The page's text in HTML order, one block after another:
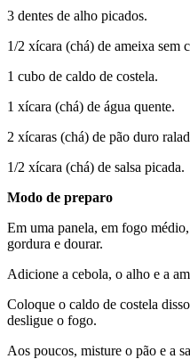
3 dentes de alho picados.
1/2 xícara (chá) de ameixa sem
1 cubo de caldo de costela.
1 xícara (chá) de água quente.
2 xícaras (chá) de pão duro
1/2 xícara (chá) de salsa picada.
Modo de preparo
Em uma panela, em fogo
gordura e dourar.
Adicione a cebola, o alho e a
Coloque o caldo de costela
desligue o fogo.
Aos poucos, misture o pão e a